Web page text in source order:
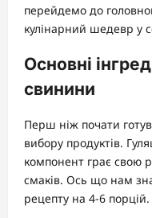
перейдемо до
кулінарний шедевр у
Основні
свинини
Перш ніж почати
вибору продуктів.
компонент грає свою
смаків. Ось що нам
рецепту на 4-6 порцій.